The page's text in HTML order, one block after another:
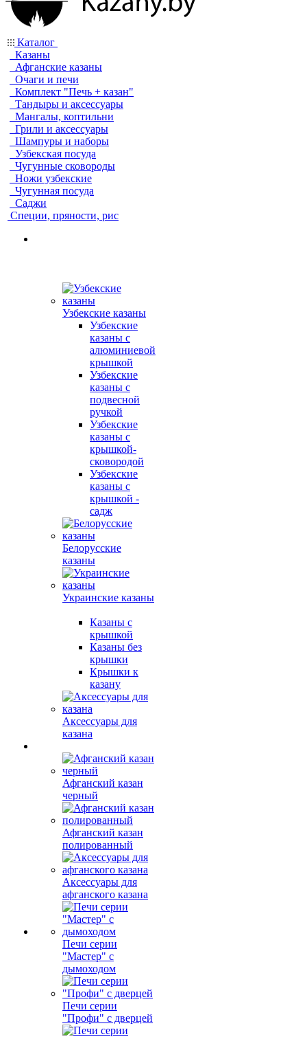
Каталог
Казаны
Афганские казаны
Очаги и печи
Комплект "Печь + казан"
Тандыры и аксессуары
Мангалы, коптильни
Грили и аксессуары
Шампуры и наборы
Узбекская посуда
Чугунные сковороды
Ножи узбекские
Чугунная посуда
Саджи
Специи, пряности, рис
Узбекские казаны
Узбекские
казаны с
алюминиевой
крышкой
Узбекские
казаны с
подвесной
ручкой
Узбекские
казаны с
крышкой-
сковородой
Узбекские
казаны с
крышкой -
садж
Белорусские
казаны
Украинские казаны
Казаны с
крышкой
Казаны без
крышки
Крышки к
казану
Аксессуары для
казана
Афганский казан
черный
Афганский казан
полированный
Аксессуары для
афганского казана
Печи серии
"Мастер" с
дымоходом
Печи серии
"Профи" с дверцей